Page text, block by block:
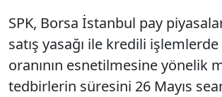
SPK, Borsa İstanbul pay
satış yasağı ile kredili
oranının esnetilmesine yönelik
tedbirlerin süresini 26 Mayıs